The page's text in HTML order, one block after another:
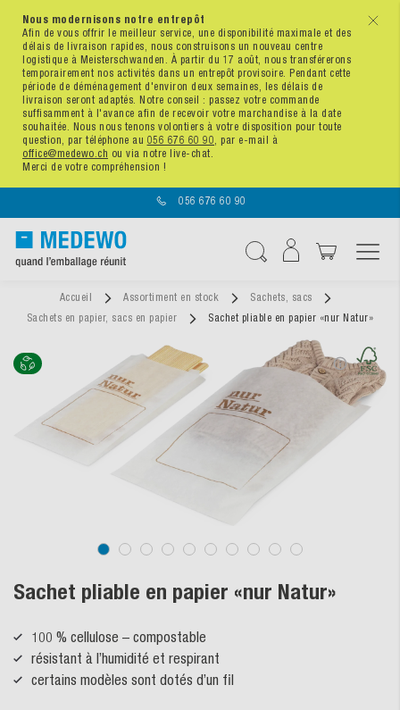
x
Nous modernisons notre entrepôt
Afin de vous offrir le meilleur service, une disponibilité maximale et des
délais de livraison rapides, nous construisons un nouveau centre
logistique à Meisterschwanden. À partir du 17 août, nous transférerons
temporairement nos activités dans un entrepôt provisoire. Pendant cette
période de déménagement d'environ deux semaines, les délais de
livraison seront adaptés. Notre conseil : passez votre commande
suffisamment à l'avance afin de recevoir votre marchandise à la date
souhaitée. Nous nous tenons volontiers à votre disposition pour toute
question, par téléphone au 056 676 60 90, par e-mail à
office@medewo.ch ou via notre live-chat.
Merci de votre compréhension !
056 676 60 90
Accueil Assortiment en stock
Sachets, sacs
Sachets en papier, sacs en papier
Sachet pliable en papier «nur Natur»
Sachet pliable en papier «nur Natur»
100 % cellulose – compostable
résistant à l’humidité et respirant
certains modèles sont dotés d’un fil